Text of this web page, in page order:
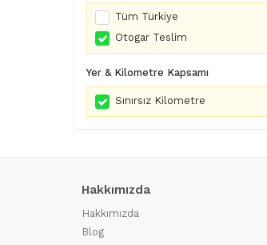
Tüm Türkiye
Otogar Teslim
Yer & Kilometre Kapsamı
Sınırsız Kilometre
Hakkımızda
Hakkımızda
Blog